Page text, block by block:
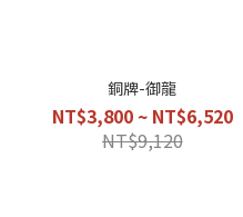
銅牌-御龍
NT$3,800 ~ NT$6,520
NT$9,120